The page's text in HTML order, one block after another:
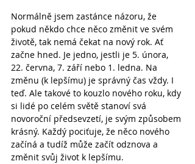
Normálně jsem zastánce názoru, že
pokud někdo chce něco změnit ve svém
životě, tak nemá čekat na nový rok. Ať
začne hned. Je jedno, jestli je 5. února,
22. června, 7. září nebo 1. ledna. Na
změnu (k lepšímu) je správný čas vždy. I
teď. Ale takové to kouzlo nového roku, kdy
si lidé po celém světě stanoví svá
novoroční předsevzetí, je svým způsobem
krásný. Každý pociťuje, že něco nového
začíná a tudíž může začít odznova a
změnit svůj život k lepšímu.